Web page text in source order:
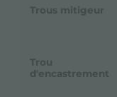
Trous mitigeur
Trou
d'encastrement